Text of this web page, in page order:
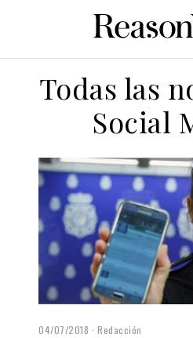
Todas las
Social
04/07/2018 Redacción